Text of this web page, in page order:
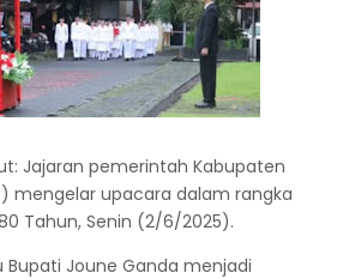
Jajaran pemerintah Kabupaten
mengelar upacara dalam rangka
Tahun, Senin (2/6/2025).
Joune Ganda menjadi